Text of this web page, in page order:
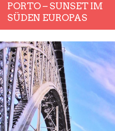
PORTO – SUNSET IM
SÜDEN EUROPAS